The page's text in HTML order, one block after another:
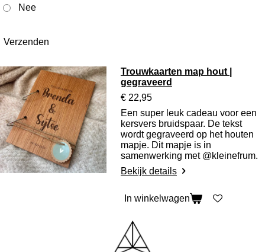
Nee
Verzenden
Trouwkaarten map hout |
gegraveerd
€ 22,95
Een super leuk cadeau voor een
kersvers bruidspaar. De tekst
wordt gegraveerd op het houten
mapje. Dit mapje is in
samenwerking met @kleinefrum.
Bekijk details
In winkelwagen